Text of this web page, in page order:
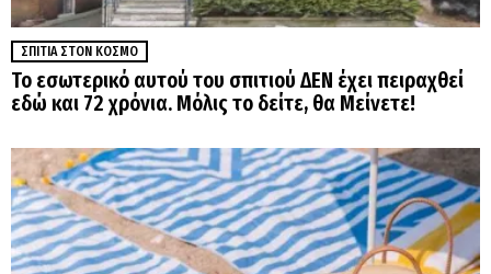
ΣΠΊΤΙΑ ΣΤΟΝ ΚΌΣΜΟ
Το εσωτερικό αυτού του σπιτιού ΔΕΝ έχει πειραχθεί
εδώ και 72 χρόνια. Μόλις το δείτε, θα Μείνετε!